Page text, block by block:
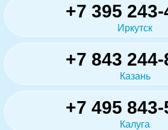
+7 395
Иркутск
+7 843
Казань
+7 495
Калуга